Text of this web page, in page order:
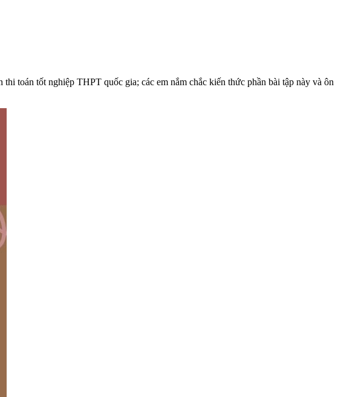
thi toán tốt nghiệp THPT quốc gia; các em nắm chắc kiến thức phần bài tập này và ôn